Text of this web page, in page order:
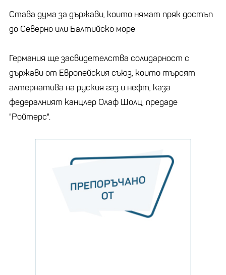
Става дума за държави, които нямат пряк достъп
до Северно или Балтийско море
Германия ще засвидетелства солидарност с
държави от Европейския съюз, които търсят
алтернатива на руския газ и нефт, каза
федералният канцлер Олаф Шолц, предаде
"Ройтерс".